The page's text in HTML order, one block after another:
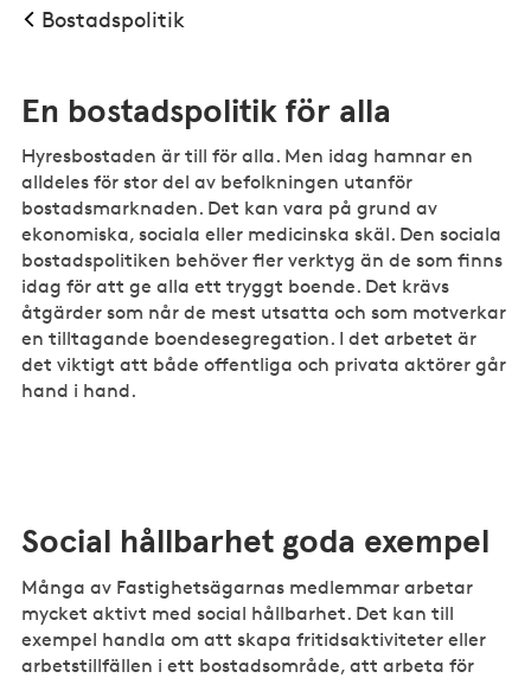
Bostadspolitik
En bostadspolitik för alla
Hyresbostaden är till för alla. Men idag hamnar en
alldeles för stor del av befolkningen utanför
bostadsmarknaden. Det kan vara på grund av
ekonomiska, sociala eller medicinska skäl. Den sociala
bostadspolitiken behöver fler verktyg än de som finns
idag för att ge alla ett tryggt boende. Det krävs
åtgärder som når de mest utsatta och som motverkar
en tilltagande boendesegregation. I det arbetet är
det viktigt att både offentliga och privata aktörer går
hand i hand.
Social hållbarhet goda exempel
Många av Fastighetsägarnas medlemmar arbetar
mycket aktivt med social hållbarhet. Det kan till
exempel handla om att skapa fritidsaktiviteter eller
arbetstillfällen i ett bostadsområde, att arbeta för